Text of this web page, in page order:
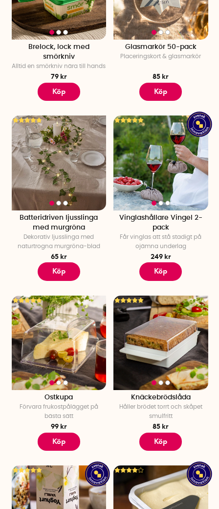
Brelock, lock med
smörkniv
Alltid en smörkniv nära till hands
79 kr
Köp
Glasmarkör 50-pack
Placeringskort & glasmarkör
85 kr
Köp
Batteridriven ljusslinga
med murgröna
Dekorativ ljusslinga med
naturtrogna murgröna-blad
65 kr
Köp
Vinglashållare Vingel 2-
pack
Får vinglas att stå stadigt på
ojämna underlag
249 kr
Köp
Ostkupa
Förvara frukostpålägget på
bästa sätt
99 kr
Köp
Knäckebrödslåda
Håller brödet torrt och skåpet
smulfritt
85 kr
Köp